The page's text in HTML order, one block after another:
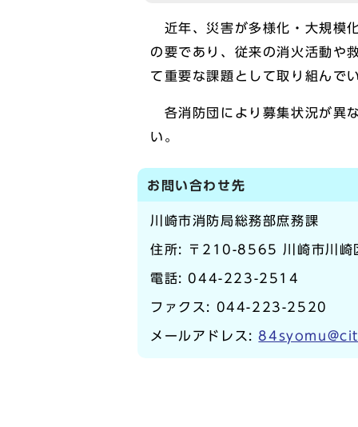
近年、災害が多様化・大規模
の要であり、従来の消火活動や
て重要な課題として取り組んで
各消防団により募集状況が異
い。
お問い合わせ先
川崎市消防局総務部庶務課
住所: 〒210-8565 川崎市川崎
電話: 044-223-2514
ファクス: 044-223-2520
メールアドレス: